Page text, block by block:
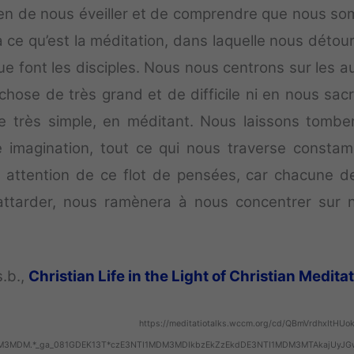
de nous éveiller et de comprendre que nous
qu’est la méditation, dans laquelle nous
font les disciples. Nous nous centrons sur les
de très grand et de difficile ni en nous
très simple, en méditant. Nous laissons
tout ce qui nous traverse
attention de ce flot de pensées, car chacune
nous ramènera à nous concentrer sur
Christian Life in the Light of Christian
https://meditatiotalks.wccm.org/cd/